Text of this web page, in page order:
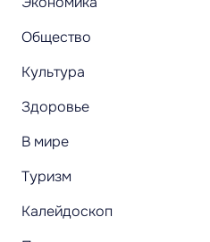
Общество
Культура
Здоровье
В мире
Туризм
Калейдоскоп